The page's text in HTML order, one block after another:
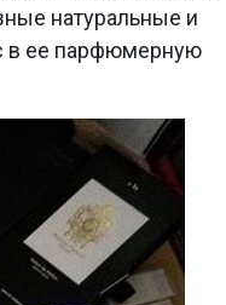
натуральные и
в ее парфюмерную